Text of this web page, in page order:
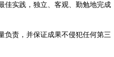
佳实践，独立、客观、勤勉地完成
负责，并保证成果不侵犯任何第三